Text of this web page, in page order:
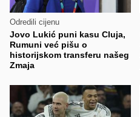
Odredili cijenu
Jovo Lukić puni kasu Cluja,
Rumuni već pišu o
historijskom transferu našeg
Zmaja